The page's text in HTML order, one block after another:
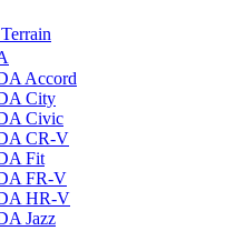
Accord
City
Civic
CR-V
Fit
FR-V
HR-V
Jazz